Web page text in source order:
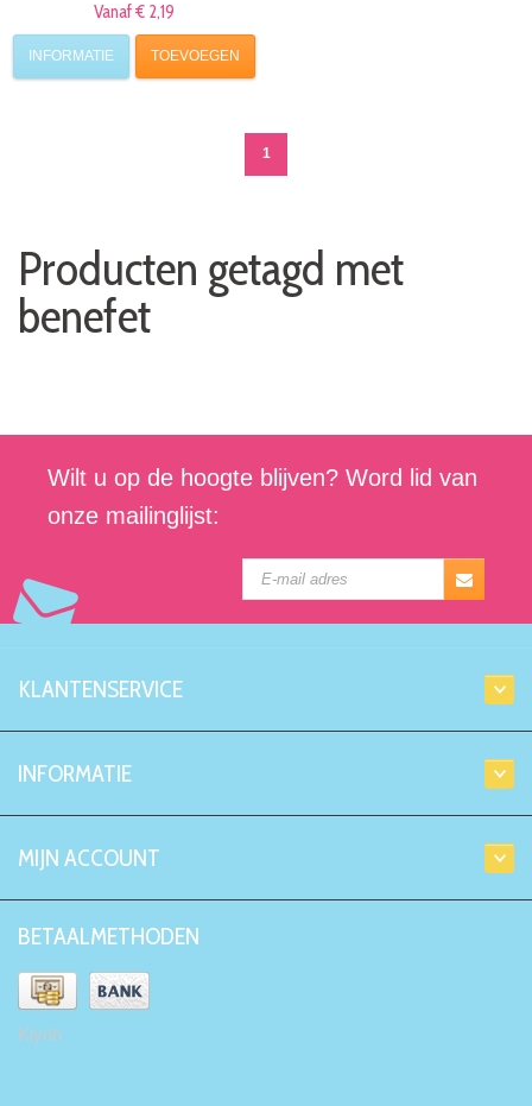
Vanaf € 2,19
INFORMATIE TOEVOEGEN
1
Producten getagd met
benefet
Wilt u op de hoogte blijven? Word lid van
onze mailinglijst:
KLANTENSERVICE
INFORMATIE
MIJN ACCOUNT
BETAALMETHODEN
Kiyoh